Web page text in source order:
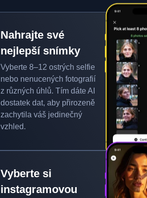
Nahrajte své
nejlepší snímky
Vyberte 8–12 ostrých selfie
nebo nenucených fotografií
z různých úhlů. Tím dáte AI
dostatek dat, aby přirozeně
zachytila váš jedinečný
vzhled.
Vyberte si
instagramovou